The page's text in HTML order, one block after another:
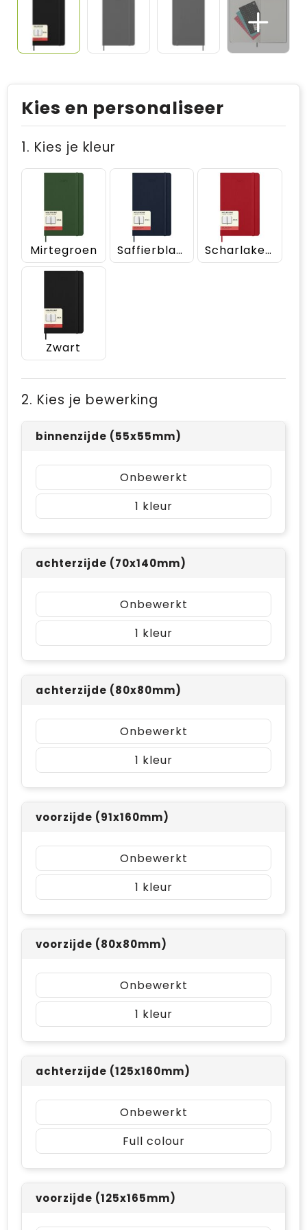
Kies en personaliseer
1. Kies je kleur
Mirtegroen Saffierblauw Scharlakenrood
Zwart
2. Kies je bewerking
binnenzijde (55x55mm)
Onbewerkt
1
achterzijde (70x140mm)
Onbewerkt
1
achterzijde (80x80mm)
Onbewerkt
1
voorzijde (91x160mm)
Onbewerkt
1
voorzijde (80x80mm)
Onbewerkt
1
achterzijde (125x160mm)
Onbewerkt
Full colour
voorzijde (125x165mm)